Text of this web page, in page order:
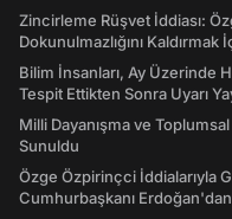
Zincirleme Rüşvet İddiası:
Dokunulmazlığını Kaldırmak
Bilim İnsanları, Ay Üzerinde
Tespit Ettikten Sonra Uyarı
Milli Dayanışma ve
Sunuldu
Özge Özpirinçci İddialarıyla
Cumhurbaşkanı